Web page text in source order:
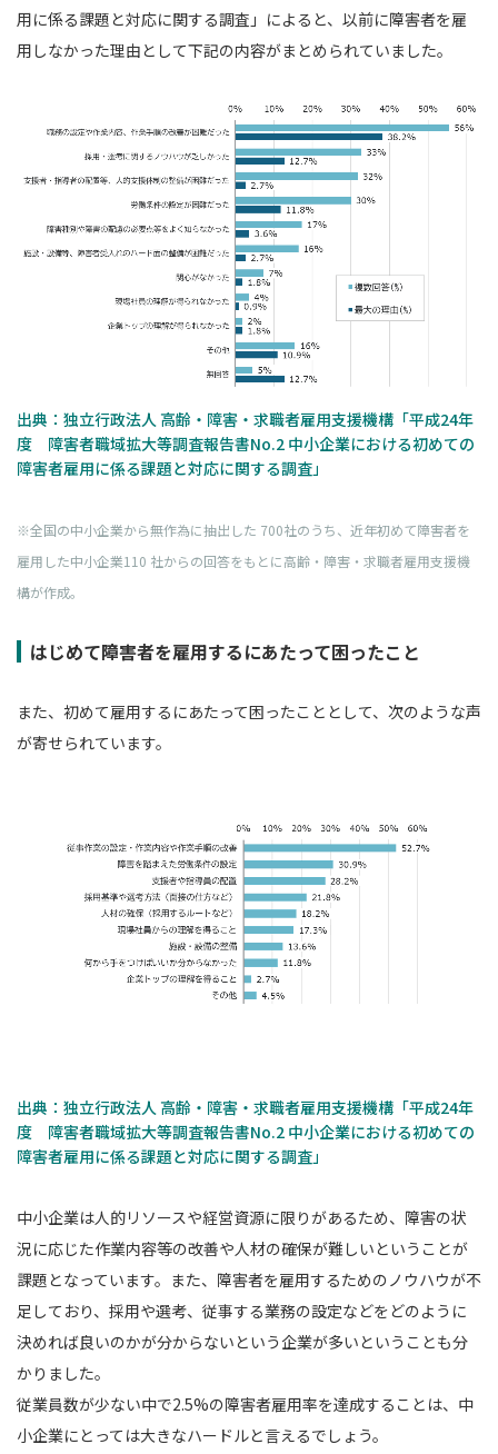
用に係る課題と対応に関する調査」によると、以前に障害者を雇
用しなかった理由として下記の内容がまとめられていました。
出典：独立行政法人 高齢・障害・求職者雇用支援機構「平成24年
度 障害者職域拡大等調査報告書No.2 中小企業における初めての
障害者雇用に係る課題と対応に関する調査」
※全国の中小企業から無作為に抽出した 700社のうち、近年初めて障害者を
雇用した中小企業110 社からの回答をもとに高齢・障害・求職者雇用支援機
構が作成。
はじめて障害者を雇用するにあたって困ったこと
また、初めて雇用するにあたって困ったこととして、次のような声
が寄せられています。
出典：独立行政法人 高齢・障害・求職者雇用支援機構「平成24年
度 障害者職域拡大等調査報告書No.2 中小企業における初めての
障害者雇用に係る課題と対応に関する調査」
中小企業は人的リソースや経営資源に限りがあるため、障害の状
況に応じた作業内容等の改善や人材の確保が難しいということが
課題となっています。また、障害者を雇用するためのノウハウが不
足しており、採用や選考、従事する業務の設定などをどのように
決めれば良いのかが分からないという企業が多いということも分
かりました。
従業員数が少ない中で2.5%の障害者雇用率を達成することは、中
小企業にとっては大きなハードルと言えるでしょう。